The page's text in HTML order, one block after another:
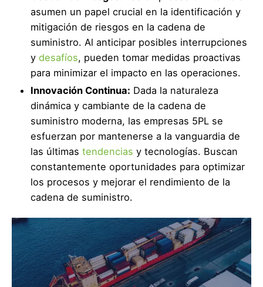
asumen un papel crucial en la identificación y
mitigación de riesgos en la cadena de
suministro. Al anticipar posibles interrupciones
y desafíos, pueden tomar medidas proactivas
para minimizar el impacto en las operaciones.
Innovación Continua: Dada la naturaleza
dinámica y cambiante de la cadena de
suministro moderna, las empresas 5PL se
esfuerzan por mantenerse a la vanguardia de
las últimas tendencias y tecnologías. Buscan
constantemente oportunidades para optimizar
los procesos y mejorar el rendimiento de la
cadena de suministro.